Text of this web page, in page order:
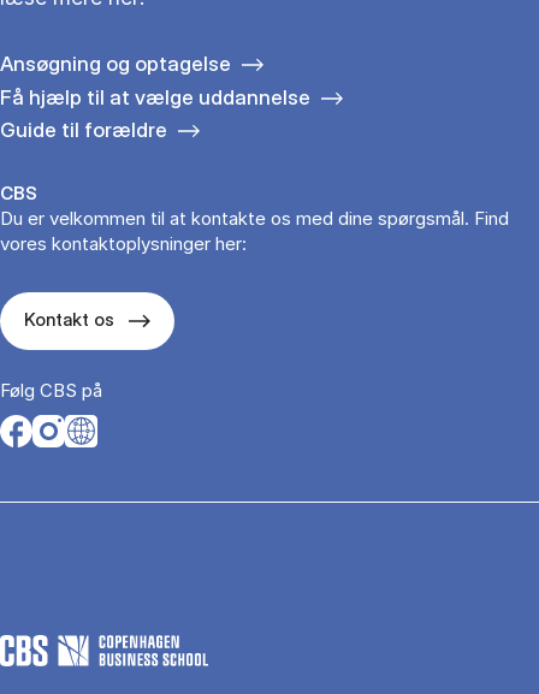
Ansøgning og optagelse
Få hjælp til at vælge uddannelse
Guide til forældre
CBS
Du er velkommen til at kontakte os med dine spørgsmål. Find
vores kontaktoplysninger her:
Kontakt os
Følg CBS på
Opens in a new tab
Opens in a new tab
Opens in a new tab